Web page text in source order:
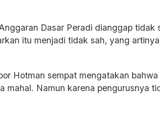
Dasar Peradi dianggap tidak
itu menjadi tidak sah, yang
Hotman sempat mengatakan
mahal. Namun karena pengurusnya